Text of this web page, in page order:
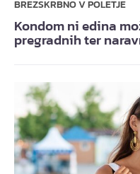
BREZSKRBNO V POLETJE
Kondom ni edina
pregradnih ter